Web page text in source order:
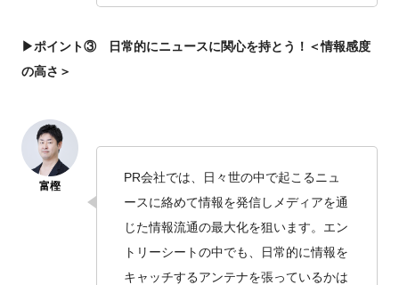
▶ポイント③ 日常的にニュースに関心を持とう！＜情報感度
の高さ＞
PR会社では、日々世の中で起こるニュ
ースに絡めて情報を発信しメディアを通
じた情報流通の最大化を狙います。エン
トリーシートの中でも、日常的に情報を
キャッチするアンテナを張っているかは